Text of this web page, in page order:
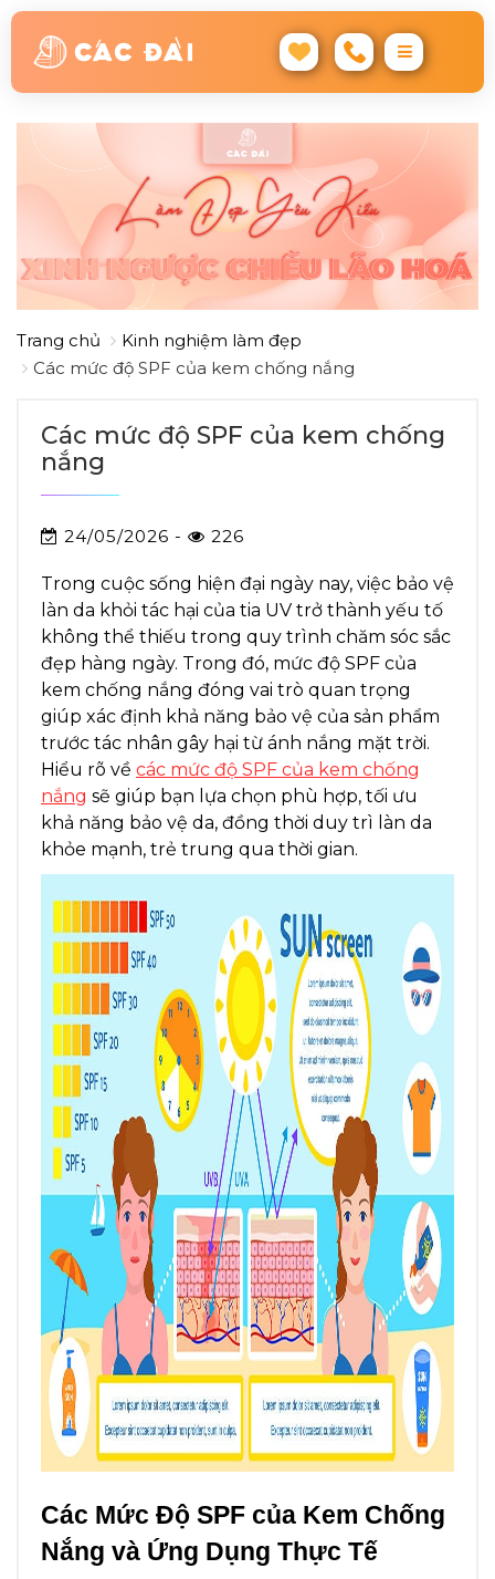
Trang chủ
Kinh nghiệm làm đẹp
Các mức độ SPF của kem chống nắng
Các mức độ SPF của kem chống
nắng
24/05/2026 - 226
Trong cuộc sống hiện đại ngày nay, việc bảo vệ
làn da khỏi tác hại của tia UV trở thành yếu tố
không thể thiếu trong quy trình chăm sóc sắc
đẹp hàng ngày. Trong đó, mức độ SPF của
kem chống nắng đóng vai trò quan trọng
giúp xác định khả năng bảo vệ của sản phẩm
trước tác nhân gây hại từ ánh nắng mặt trời.
Hiểu rõ về các mức độ SPF của kem chống
nắng sẽ giúp bạn lựa chọn phù hợp, tối ưu
khả năng bảo vệ da, đồng thời duy trì làn da
khỏe mạnh, trẻ trung qua thời gian.
Các Mức Độ SPF của Kem Chống
Nắng và Ứng Dụng Thực Tế